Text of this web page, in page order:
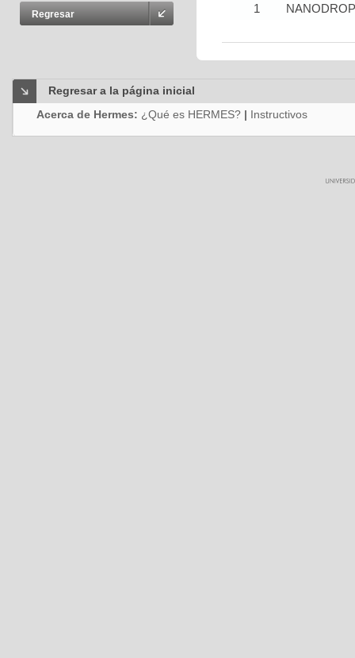
Regresar
1
NANODROP
Regresar a la página inicial
Acerca de Hermes: ¿Qué es HERMES? | Instructivos